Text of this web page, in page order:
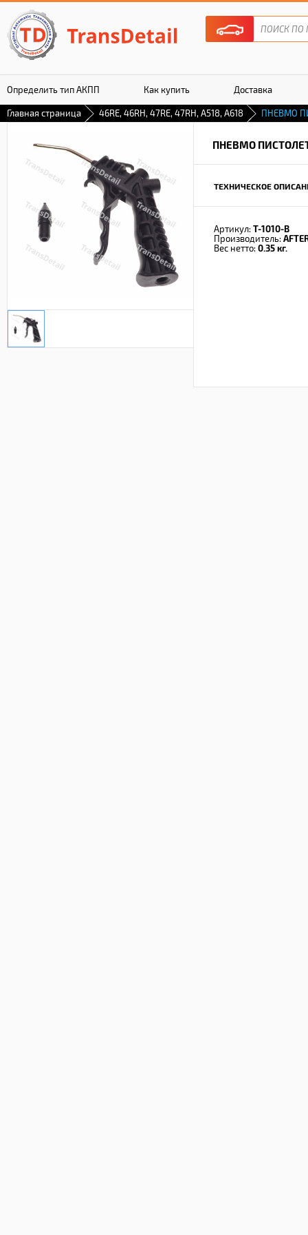
Определить тип АКПП Как купить Доставка
Гарантия
Главная страница 46RE, 46RH, 47RE, 47RH, A518, A618 ПНЕВМО
ПНЕВМО
ТЕХНИЧЕСКОЕ
Артикул: T-1010-B
Производитель:
Вес нетто: 0.35 кг.